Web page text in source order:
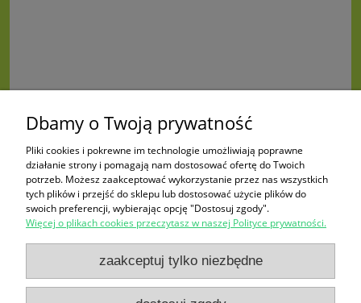
Zakupy
Pomoc
Dbamy o Twoją prywatność
Pliki cookies i pokrewne im technologie umożliwiają poprawne
działanie strony i pomagają nam dostosować ofertę do Twoich
potrzeb. Możesz zaakceptować wykorzystanie przez nas wszystkich
tych plików i przejść do sklepu lub dostosować użycie plików do
swoich preferencji, wybierając opcję "Dostosuj zgody".
Więcej o plikach cookies przeczytasz w naszej Polityce prywatności.
zaakceptuj tylko niezbędne